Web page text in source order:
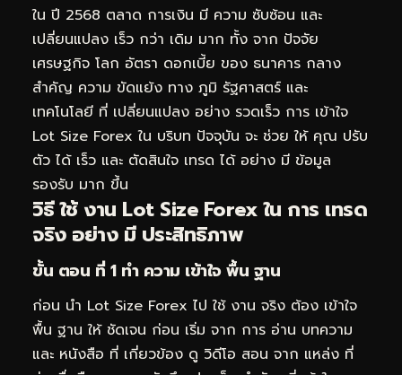
ใน ปี 2568 ตลาด การเงิน มี ความ ซับซ้อน และ
เปลี่ยนแปลง เร็ว กว่า เดิม มาก ทั้ง จาก ปัจจัย
เศรษฐกิจ โลก อัตรา ดอกเบี้ย ของ ธนาคาร กลาง
สำคัญ ความ ขัดแย้ง ทาง ภูมิ รัฐศาสตร์ และ
เทคโนโลยี ที่ เปลี่ยนแปลง อย่าง รวดเร็ว การ เข้าใจ
Lot Size Forex ใน บริบท ปัจจุบัน จะ ช่วย ให้ คุณ ปรับ
ตัว ได้ เร็ว และ ตัดสินใจ เทรด ได้ อย่าง มี ข้อมูล
รองรับ มาก ขึ้น
วิธี ใช้ งาน Lot Size Forex ใน การ เทรด
จริง อย่าง มี ประสิทธิภาพ
ขั้น ตอน ที่ 1 ทำ ความ เข้าใจ พื้น ฐาน
ก่อน นำ Lot Size Forex ไป ใช้ งาน จริง ต้อง เข้าใจ
พื้น ฐาน ให้ ชัดเจน ก่อน เริ่ม จาก การ อ่าน บทความ
และ หนังสือ ที่ เกี่ยวข้อง ดู วิดีโอ สอน จาก แหล่ง ที่